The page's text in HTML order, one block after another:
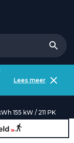
Lees meer
155 kW / 211 PK